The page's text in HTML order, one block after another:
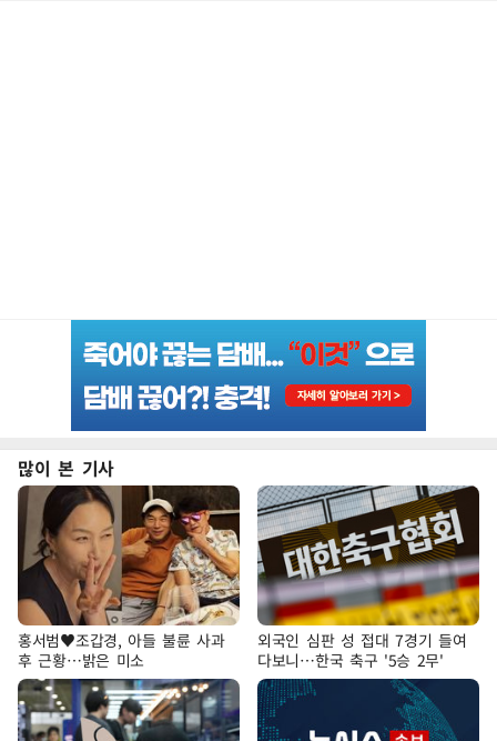
많이 본 기사
홍서범♥조갑경, 아들 불륜 사과
후 근황…밝은 미소
외국인 심판 성 접대 7경기 들여
다보니…한국 축구 '5승 2무'